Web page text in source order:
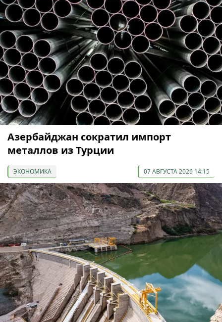
Азербайджан сократил импорт
металлов из Турции
ЭКОНОМИКА 07 АВГУСТА 2026 14:15